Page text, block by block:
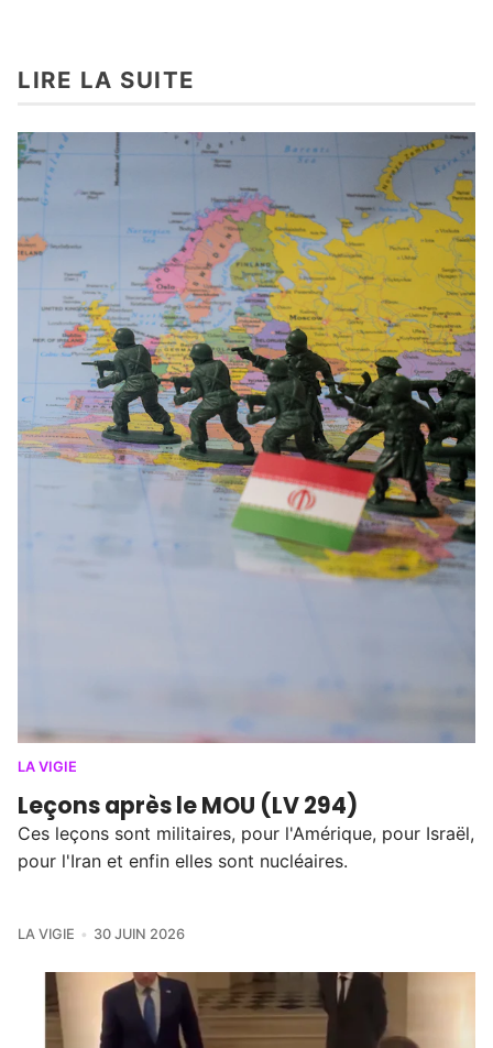
LIRE LA SUITE
LA VIGIE
Leçons après le MOU (LV 294)
Ces leçons sont militaires, pour l'Amérique, pour Israël,
pour l'Iran et enfin elles sont nucléaires.
LA VIGIE 30 JUIN 2026